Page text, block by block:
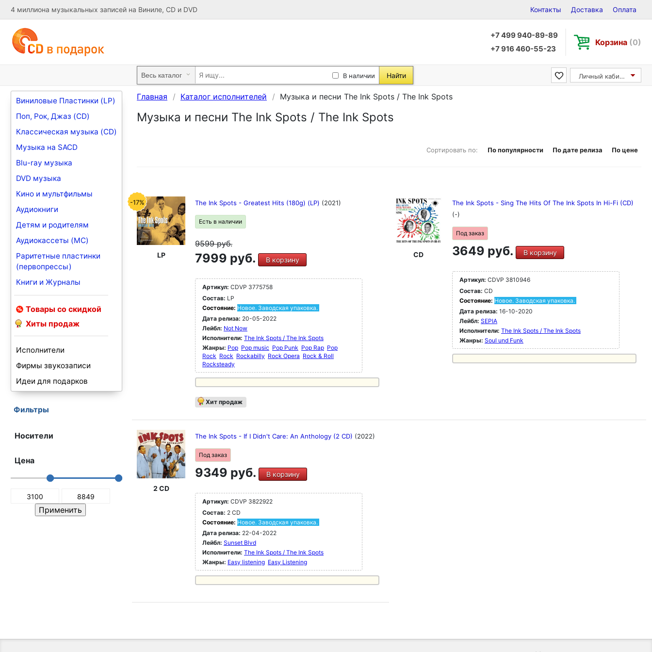
4 миллиона музыкальных записей на Виниле, CD и DVD Контакты Доставка Оплата
+7 499 940-89-89
+7 916 460-55-23
Корзина (0)
В наличии Найти Личный кабинет
Виниловые Пластинки (LP)
Поп, Рок, Джаз (CD)
Классическая музыка (CD)
Музыка на SACD
Blu-ray музыка
DVD музыка
Кино и мультфильмы
Аудиокниги
Детям и родителям
Аудиокассеты (MC)
Раритетные пластинки
(первопрессы)
Книги и Журналы
Товары со скидкой
Хиты продаж
Исполнители
Фирмы звукозаписи
Идеи для подарков
Фильтры
Носители
Цена
Главная Каталог исполнителей Музыка и песни The Ink Spots / The Ink Spots
Музыка и песни The Ink Spots / The Ink Spots
Сортировать по: По популярности По дате релиза По цене
-17%
LP
The Ink Spots - Greatest Hits (180g) (LP) (2021)
Есть в наличии
9599руб.
7999 руб. В корзину
Артикул: CDVP 3775758
Состав: LP
Состояние: Новое. Заводская упаковка.
Дата релиза: 20-05-2022
Лейбл: Not Now
Исполнители: The Ink Spots / The Ink Spots
Жанры: Pop Pop music Pop Punk Pop Rap Pop
Rock Rock Rockabilly Rock Opera Rock & Roll
Rocksteady
Хит продаж
CD
The Ink Spots - Sing The Hits Of The Ink Spots In Hi-Fi (CD)
(-)
Под заказ
3649 руб. В корзину
Артикул: CDVP 3810946
Состав: CD
Состояние: Новое. Заводская упаковка.
Дата релиза: 16-10-2020
Лейбл: SEPIA
Исполнители: The Ink Spots / The Ink Spots
Жанры: Soul und Funk
2 CD
The Ink Spots - If I Didn't Care: An Anthology (2 CD) (2022)
Под заказ
9349 руб. В корзину
Артикул: CDVP 3822922
Состав: 2 CD
Состояние: Новое. Заводская упаковка.
Дата релиза: 22-04-2022
Лейбл: Sunset Blvd
Исполнители: The Ink Spots / The Ink Spots
Жанры: Easy listening Easy Listening